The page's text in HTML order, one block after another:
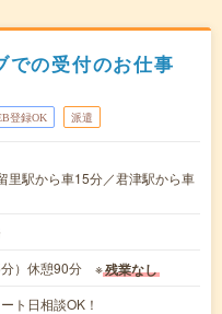
での受付のお仕事
登録OK 派遣
里駅から車15分／君津駅から車
分）休憩90分 ※残業なし
ト日相談OK！